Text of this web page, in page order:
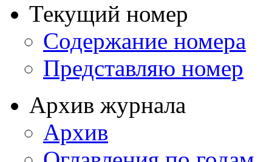
Текущий номер
Содержание номера
Представляю номер
Архив журнала
Архив